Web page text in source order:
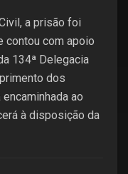
a prisão foi
contou com apoio
134ª Delegacia
dos
ao
à disposição da